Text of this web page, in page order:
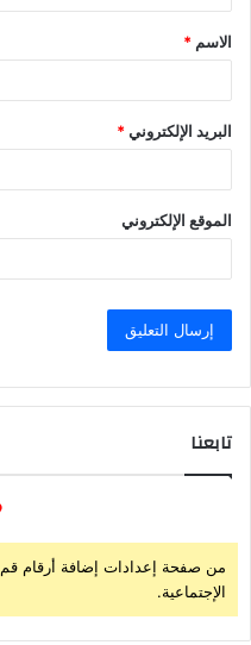
ق
*
الاسم *
البريد الإلكتروني*
الموقع الإلكتروني
تابعنا
من صفحة إعدادات إضافة أرقام قم
الإجتماعية.